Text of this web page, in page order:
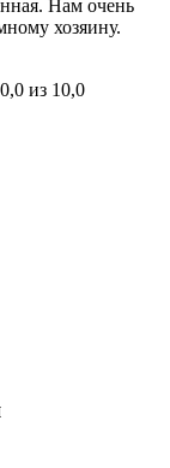
Нам очень
хозяину.
из 10,0